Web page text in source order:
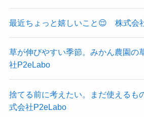
最近ちょっと嬉しいこと😌 株式会
草が伸びやすい季節。みかん農園
社P2eLabo
捨てる前に考えたい。まだ使える
式会社P2eLabo